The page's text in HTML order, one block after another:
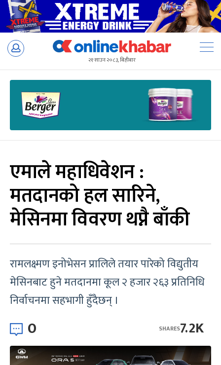
Skip
२१ साउन २०८३, बिहीबार
एमाले महाधिवेशन :
मतदानको हल सारिने,
मेसिनमा विवरण थप्नै बाँकी
रामलक्ष्मण इनोभेसन प्रालिले तयार पारेको विद्युतीय
मेसिनबाट हुने मतदानमा कूल २ हजार २६३ प्रतिनिधि
निर्वाचनमा सहभागी हुँदैछन् ।
0 7.2K
SHARES